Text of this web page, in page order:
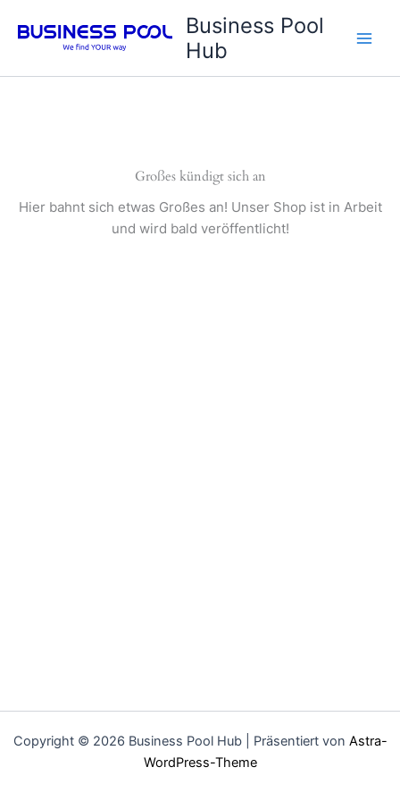
Inhalt
Business Pool
Hub
Großes kündigt sich an
Hier bahnt sich etwas Großes an! Unser Shop ist in Arbeit
und wird bald veröffentlicht!
Copyright © 2026 Business Pool Hub | Präsentiert von Astra-
WordPress-Theme